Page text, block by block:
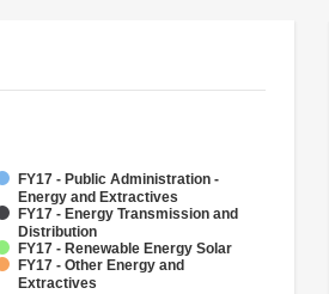
FY17 - Public Administration -
Energy and Extractives
FY17 - Energy Transmission and
Distribution
FY17 - Renewable Energy Solar
FY17 - Other Energy and
Extractives